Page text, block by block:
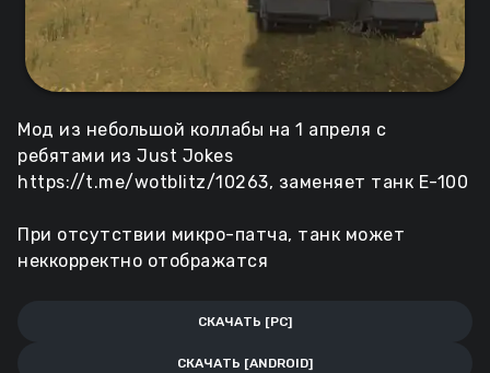
Мод из небольшой коллабы на 1 апреля с
ребятами из Just Jokes
https://t.me/wotblitz/10263, заменяет танк E-100
При отсутствии микро-патча, танк может
неккорректно отображатся
СКАЧАТЬ [PC]
СКАЧАТЬ [ANDROID]